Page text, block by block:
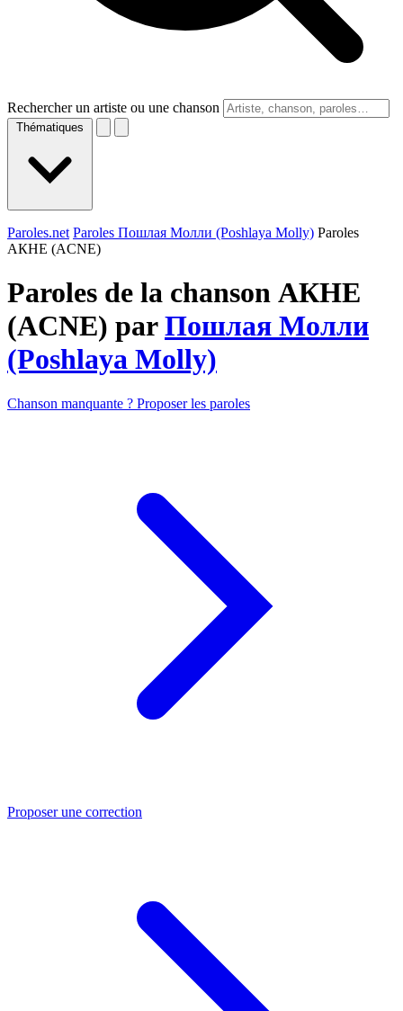
Rechercher un artiste ou une chanson
Thématiques
Paroles.net Paroles Пошлая Молли (Poshlaya Molly) Paroles
АКНЕ (ACNE)
Paroles de la chanson АКНЕ
(ACNE) parПошлая Молли
(Poshlaya Molly)
Chanson manquante ? Proposer les paroles
Proposer une correction